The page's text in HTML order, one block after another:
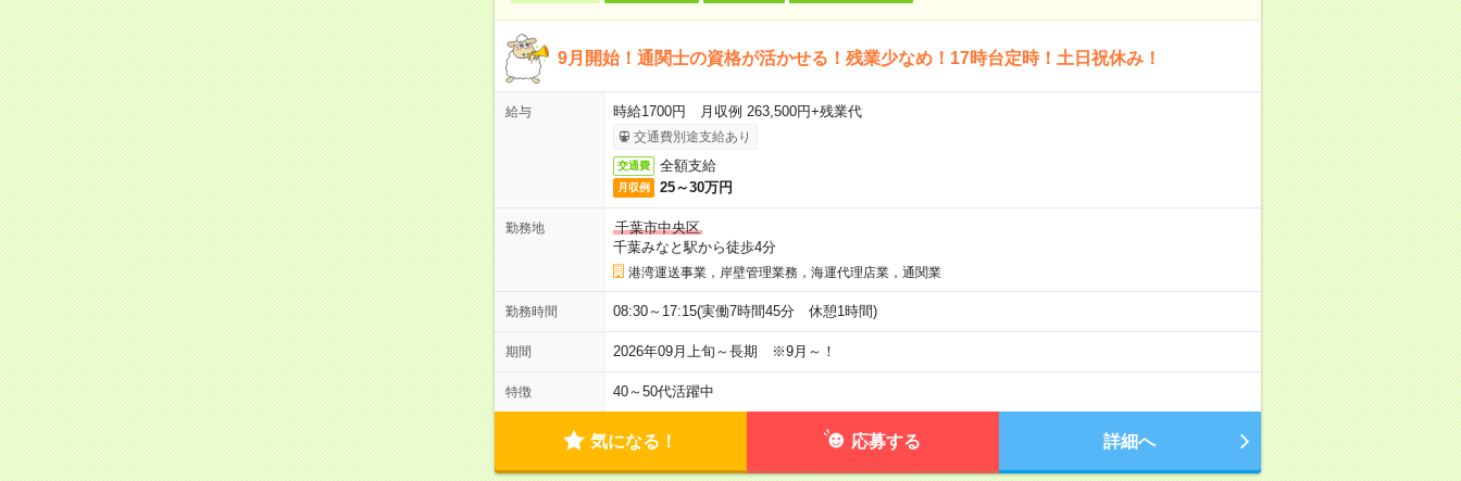
9月開始！通関士の資格が活かせる！残業少なめ！17時台定時！土日祝休み！
給与 時給1700円 月収例 263,500円+残業代
交通費別途支給あり
交通費 全額支給
月収例 25～30万円
勤務地
千葉市中央区
千葉みなと駅から徒歩4分
港湾運送事業，岸壁管理業務，海運代理店業，通関業
勤務時間 08:30～17:15(実働7時間45分 休憩1時間)
期間 2026年09月上旬～長期 ※9月～！
特徴 40～50代活躍中
気になる！ 応募する 詳細へ